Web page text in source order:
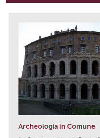
Archeologia in Comune